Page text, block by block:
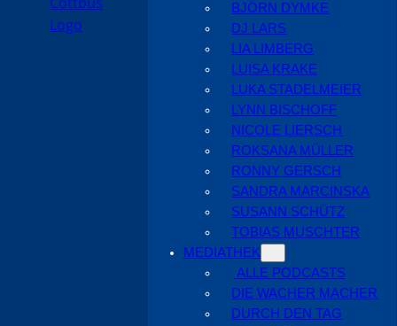
BJÖRN DYMKE
DJ LARS
LIA LIMBERG
LUISA KRAKE
LUKA STADELMEIER
LYNN BISCHOFF
NICOLE LIERSCH
ROKSANA MÜLLER
RONNY GERSCH
SANDRA MARCINSKA
SUSANN SCHÜTZ
TOBIAS MUSCHTER
MEDIATHEK
ALLE PODCASTS
DIE WACHER MACHER
DURCH DEN TAG